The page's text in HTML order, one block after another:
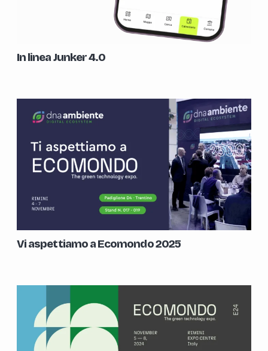
In linea Junker 4.0
Vi aspettiamo a Ecomondo 2025